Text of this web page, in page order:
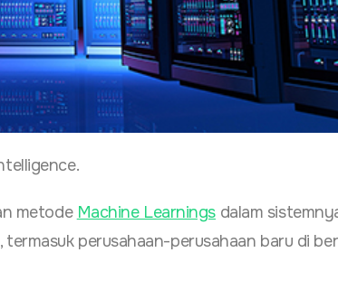
metode Machine Learnings dalam
perusahaan-perusahaan baru di